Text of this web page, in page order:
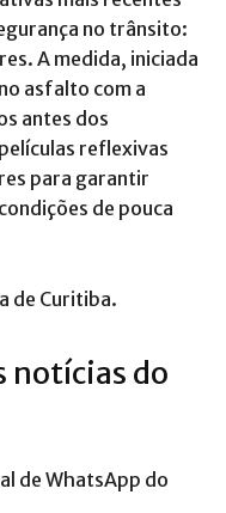
no trânsito:
A medida, iniciada
asfalto com a
antes dos
reflexivas
para garantir
de pouca
de Curitiba.
notícias do
de WhatsApp do